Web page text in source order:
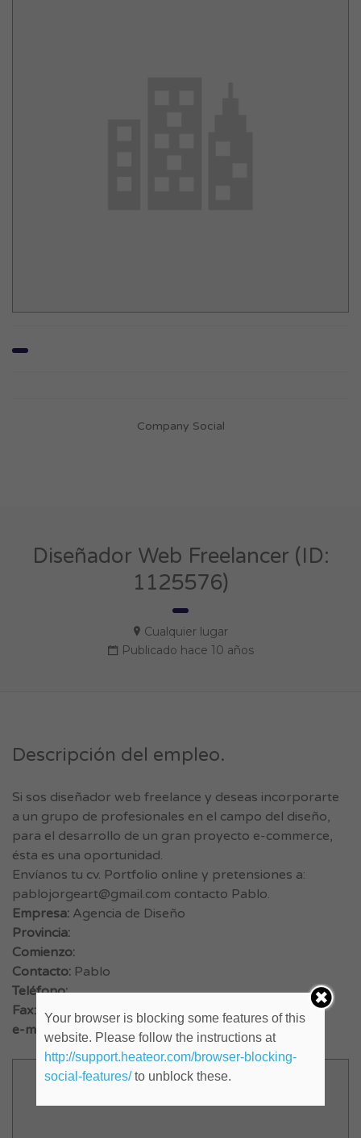
Company Social
Diseñador Web Freelancer (ID:
1125576)
Cualquier lugar
Publicado hace 10 años
Descripción del empleo.
Si sos diseñador web freelance y deseas incorporarte
a un grupo de profesionales en el campo del diseño,
para el desarrollo de un gran proyecto e-commerce,
ésta es una oportunidad.
Envíanos tu cv. Portfolio online y pretensiones a:
pablojorgeart@gmail.com contacto Pablo.
Empresa: Agencia de Diseño
Provincia:
Comienzo:
Contacto: Pablo
Teléfono:
Fax:
e-mail:
pablojorgeart@gmail.com
Your browser is blocking some features of this
website. Please follow the instructions at
http://support.heateor.com/browser-blocking-
social-features/to unblock these.